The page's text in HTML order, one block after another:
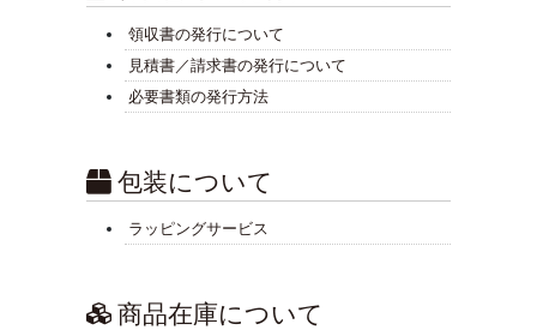
領収書の発行について
見積書／請求書の発行について
必要書類の発行方法
包装について
ラッピングサービス
商品在庫について